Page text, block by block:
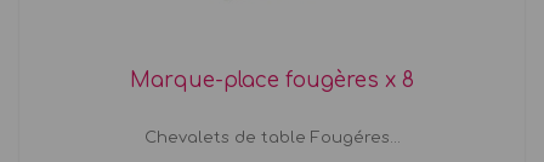
Marque-place fougères x 8
Chevalets de table Fougéres...